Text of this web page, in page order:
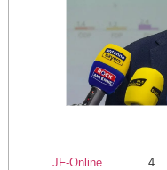
JF-Online 4